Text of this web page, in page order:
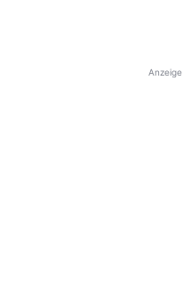
Anzeige